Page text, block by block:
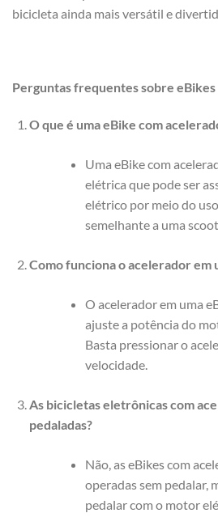
bicicleta ainda mais versátil e
Perguntas frequentes sobre
O que é uma eBike com
Uma eBike com
elétrica que pode ser
elétrico por meio do
semelhante a uma
Como funciona o acelerador em
O acelerador em uma
ajuste a potência do
Basta pressionar o
velocidade.
As bicicletas eletrônicas com
pedaladas?
Não, as eBikes com
operadas sem pedalar,
pedalar com o motor